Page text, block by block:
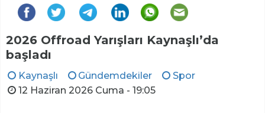
2026 Offroad Yarışları Kaynaşlı’da
başladı
Kaynaşlı Gündemdekiler
Spor
12 Haziran 2026 Cuma - 19:05